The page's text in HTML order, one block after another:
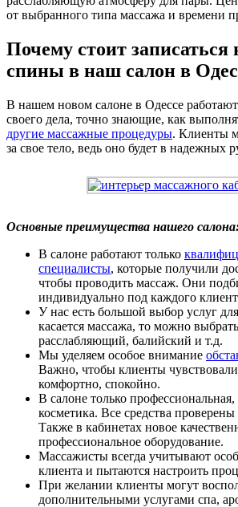
от выбранного типа массажа и времени
Почему стоит записаться
спины в наш салон в
В нашем новом салоне в Одессе
своего дела, точно знающие, как
другие массажные процедуры. Клиенты
за свое тело, ведь оно будет в надежных
Основные преимущества нашего
В салоне работают только
специалисты, которые получили
чтобы проводить массаж. Они
индивидуально под каждого
У нас есть большой выбор услуг
касается массажа, то можно
расслабляющий, балийский и т.д.
Мы уделяем особое внимание
Важно, чтобы клиенты
комфортно, спокойно.
В салоне только профессиональная,
косметика. Все средства
Также в кабинетах новое
профессиональное оборудование.
Массажисты всегда учитывают
клиента и пытаются настроить
При желании клиенты могут
дополнительными услугами спа,